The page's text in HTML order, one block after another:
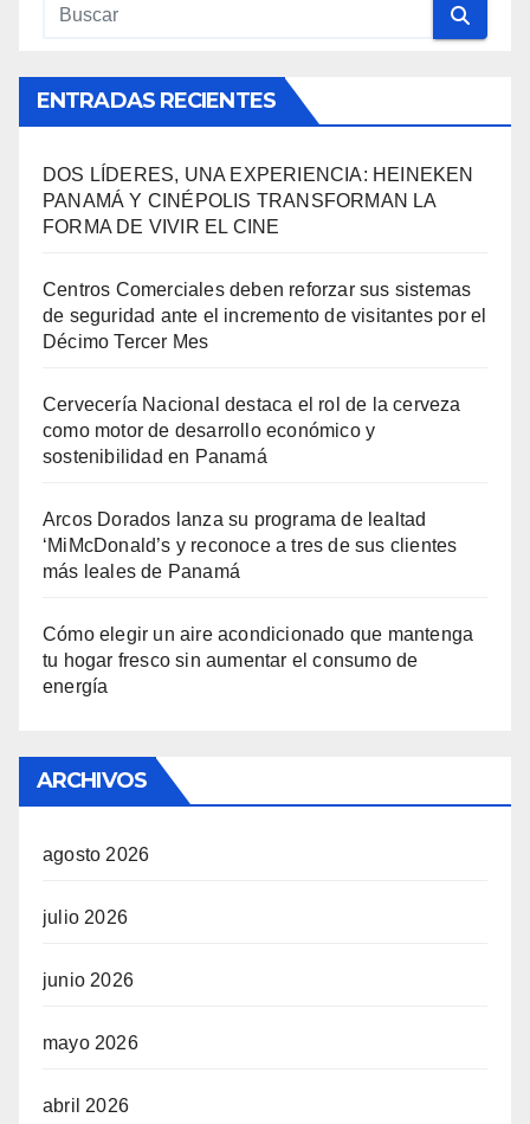
ENTRADAS RECIENTES
DOS LÍDERES, UNA EXPERIENCIA: HEINEKEN
PANAMÁ Y CINÉPOLIS TRANSFORMAN LA
FORMA DE VIVIR EL CINE
Centros Comerciales deben reforzar sus sistemas
de seguridad ante el incremento de visitantes por el
Décimo Tercer Mes
Cervecería Nacional destaca el rol de la cerveza
como motor de desarrollo económico y
sostenibilidad en Panamá
Arcos Dorados lanza su programa de lealtad
‘MiMcDonald’s y reconoce a tres de sus clientes
más leales de Panamá
Cómo elegir un aire acondicionado que mantenga
tu hogar fresco sin aumentar el consumo de
energía
ARCHIVOS
agosto 2026
julio 2026
junio 2026
mayo 2026
abril 2026